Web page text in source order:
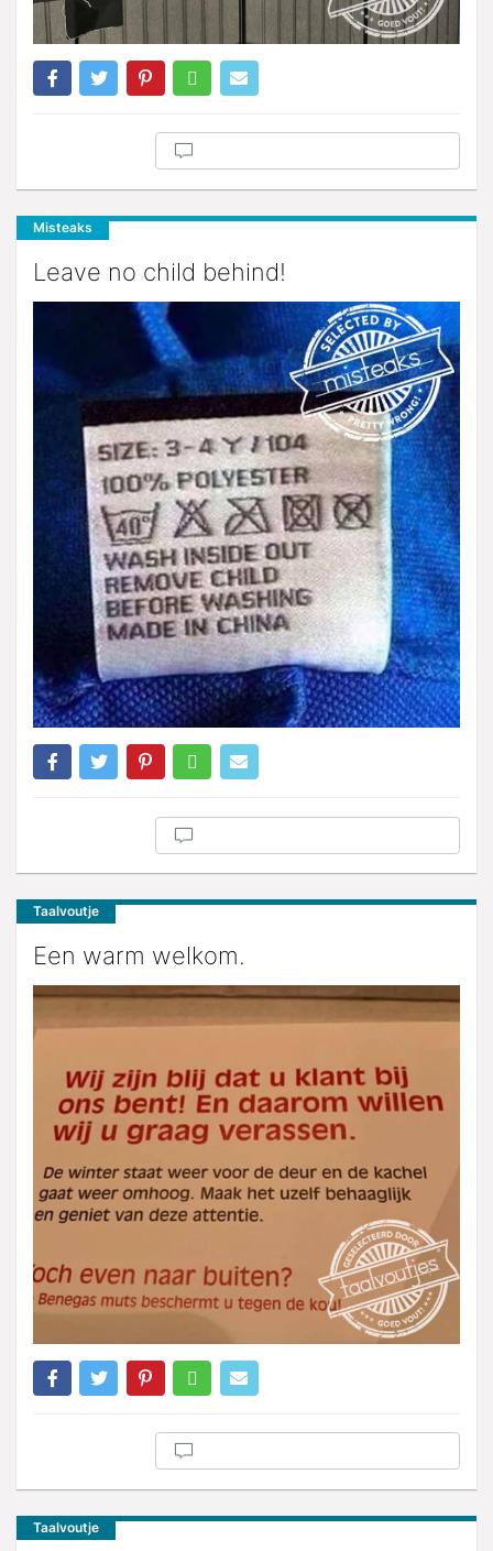
Misteaks
Leave no child behind!
Taalvoutje
Een warm welkom.
Taalvoutje